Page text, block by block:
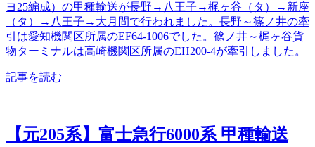
ヨ25編成）の甲種輸送が長野→八王子→梶ヶ谷（タ）→新座
（タ）→八王子→大月間で行われました。長野～篠ノ井の牽
引は愛知機関区所属のEF64-1006でした。篠ノ井～梶ヶ谷貨
物ターミナルは高崎機関区所属のEH200-4が牽引しました。
記事を読む
【元205系】富士急行6000系 甲種輸送